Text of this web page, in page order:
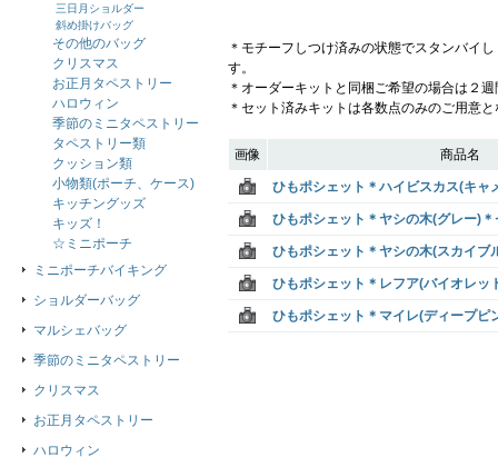
＊モチーフしつけ済みの状態でスタンバイ
す。
＊オーダーキットと同梱ご希望の場合は２
＊セット済みキットは各数点のみのご用意
画像 商品名
ひもポシェット＊ハイビスカス(キャ
ひもポシェット＊ヤシの木(グレー)
ひもポシェット＊ヤシの木(スカイブ
ひもポシェット＊レフア(バイオレッ
ひもポシェット＊マイレ(ディープピ
三日月ショルダー
斜め掛けバッグ
その他のバッグ
クリスマス
お正月タペストリー
ハロウィン
季節のミニタペストリー
タペストリー類
クッション類
小物類(ポーチ、ケース)
キッチングッズ
キッズ！
☆ミニポーチ
ミニポーチバイキング
ショルダーバッグ
マルシェバッグ
季節のミニタペストリー
クリスマス
お正月タペストリー
ハロウィン